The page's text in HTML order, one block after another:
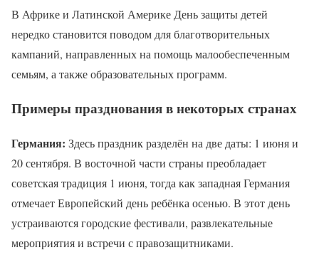
В Африке и Латинской Америке День защиты детей
нередко становится поводом для благотворительных
кампаний, направленных на помощь малообеспеченным
семьям, а также образовательных программ.
Примеры празднования в некоторых странах
Германия: Здесь праздник разделён на две даты: 1 июня и
20 сентября. В восточной части страны преобладает
советская традиция 1 июня, тогда как западная Германия
отмечает Европейский день ребёнка осенью. В этот день
устраиваются городские фестивали, развлекательные
мероприятия и встречи с правозащитниками.